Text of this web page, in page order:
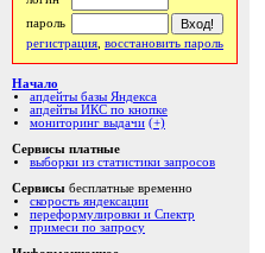
пароль
регистрация восстановить пароль
Начало
апдейты базы Яндекса
апдейты ИКС по кнопке
мониторинг выдачи (+)
Сервисы платные
выборки из статистики запросов
Сервисы бесплатные временно
скорость яндексации
переформулировки и Спектр
примеси по запросу